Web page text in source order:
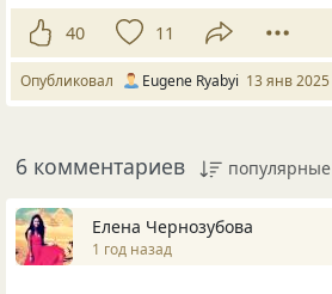
40 11
Опубликовал Eugene Ryabyi 13 янв 2025
6 комментариев популярные
Елена Чернозубова
1 год назад